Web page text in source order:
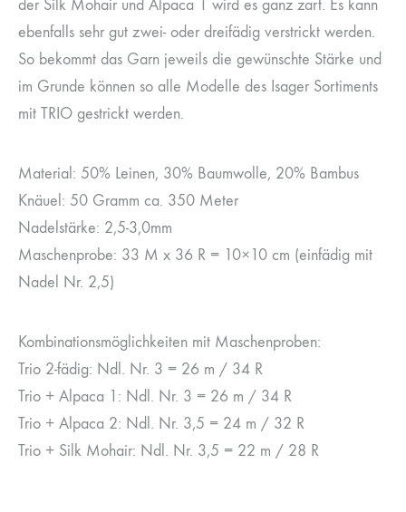
der Silk Mohair und Alpaca 1 wird es ganz zart. Es kann
ebenfalls sehr gut zwei- oder dreifädig verstrickt werden.
So bekommt das Garn jeweils die gewünschte Stärke und
im Grunde können so alle Modelle des Isager Sortiments
mit TRIO gestrickt werden.
Material: 50% Leinen, 30% Baumwolle, 20% Bambus
Knäuel: 50 Gramm ca. 350 Meter
Nadelstärke: 2,5-3,0mm
Maschenprobe: 33 M x 36 R = 10×10 cm (einfädig mit
Nadel Nr. 2,5)
Kombinationsmöglichkeiten mit Maschenproben:
Trio 2-fädig: Ndl. Nr. 3 = 26 m / 34 R
Trio + Alpaca 1: Ndl. Nr. 3 = 26 m / 34 R
Trio + Alpaca 2: Ndl. Nr. 3,5 = 24 m / 32 R
Trio + Silk Mohair: Ndl. Nr. 3,5 = 22 m / 28 R